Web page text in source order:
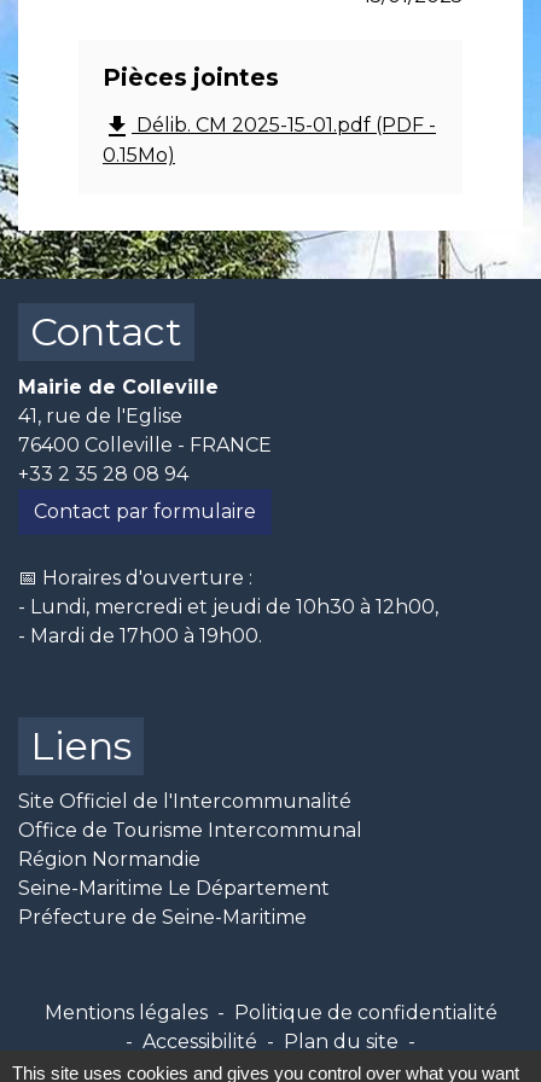
Pièces jointes
file_download Délib. CM 2025-15-01.pdf (PDF -
0.15Mo)
Contact
Mairie de Colleville
41, rue de l'Eglise
76400 Colleville - FRANCE
+33 2 35 28 08 94
Contact par formulaire
📅 Horaires d'ouverture :
- Lundi, mercredi et jeudi de 10h30 à 12h00,
- Mardi de 17h00 à 19h00.
Liens
Site Officiel de l'Intercommunalité
Office de Tourisme Intercommunal
Région Normandie
Seine-Maritime Le Département
Préfecture de Seine-Maritime
Mentions légales - Politique de confidentialité
- Accessibilité - Plan du site -
Gestion des cookies
This site uses cookies and gives you control over what you want